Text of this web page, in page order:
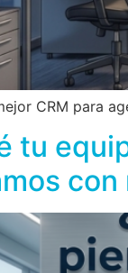
CRM para
tu